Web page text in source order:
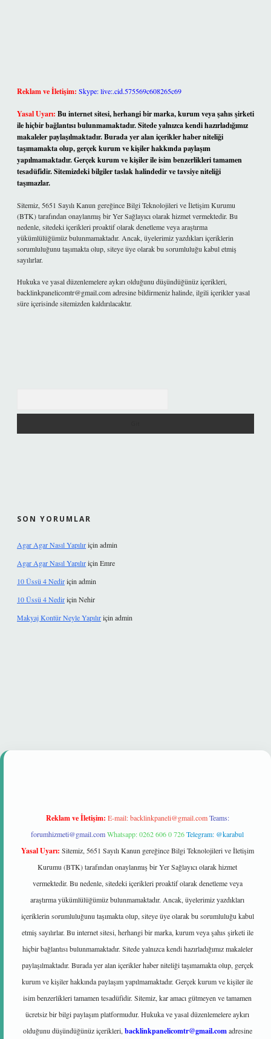
Reklam ve İletişim: Skype: live:.cid.575569c608265c69
Yasal Uyarı: Bu internet sitesi, herhangi bir marka, kurum veya şahıs şirketi
ile hiçbir bağlantısı bulunmamaktadır. Sitede yalnızca kendi hazırladığımız
makaleler paylaşılmaktadır. Burada yer alan içerikler haber niteliği
taşımamakta olup, gerçek kurum ve kişiler hakkında paylaşım
yapılmamaktadır. Gerçek kurum ve kişiler ile isim benzerlikleri tamamen
tesadüfidir. Sitemizdeki bilgiler taslak halindedir ve tavsiye niteliği
taşımazlar.
Sitemiz, 5651 Sayılı Kanun gereğince Bilgi Teknolojileri ve İletişim Kurumu
(BTK) tarafından onaylanmış bir Yer Sağlayıcı olarak hizmet vermektedir. Bu
nedenle, sitedeki içerikleri proaktif olarak denetleme veya araştırma
yükümlülüğümüz bulunmamaktadır. Ancak, üyelerimiz yazdıkları içeriklerin
sorumluluğunu taşımakta olup, siteye üye olarak bu sorumluluğu kabul etmiş
sayılırlar.
Hukuka ve yasal düzenlemelere aykırı olduğunu düşündüğünüz içerikleri,
backlinkpanelicomtr@gmail.comadresine bildirmeniz halinde, ilgili içerikler yasal
süre içerisinde sitemizden kaldırılacaktır.
SON YORUMLAR
Agar Agar Nasıl Yapılıriçin admin
Agar Agar Nasıl Yapılıriçin Emre
10 Üssü 4 Nediriçin admin
10 Üssü 4 Nediriçin Nehir
Makyaj Kontür Neyle Yapılıriçin admin
güvenilir mi
Reklam ve İletişim: E-mail:backlinkpaneli@gmail.com Teams:
forumhizmeti@gmail.comWhatsapp: 0262 606 0 726Telegram: @karabul
Yasal Uyarı: Sitemiz, 5651 Sayılı Kanun gereğince Bilgi Teknolojileri ve İletişim
Kurumu (BTK) tarafından onaylanmış bir Yer Sağlayıcı olarak hizmet
vermektedir. Bu nedenle, sitedeki içerikleri proaktif olarak denetleme veya
araştırma yükümlülüğümüz bulunmamaktadır. Ancak, üyelerimiz yazdıkları
içeriklerin sorumluluğunu taşımakta olup, siteye üye olarak bu sorumluluğu kabul
etmiş sayılırlar. Bu internet sitesi, herhangi bir marka, kurum veya şahıs şirketi ile
hiçbir bağlantısı bulunmamaktadır. Sitede yalnızca kendi hazırladığımız makaleler
paylaşılmaktadır. Burada yer alan içerikler haber niteliği taşımamakta olup, gerçek
kurum ve kişiler hakkında paylaşım yapılmamaktadır. Gerçek kurum ve kişiler ile
isim benzerlikleri tamamen tesadüfidir. Sitemiz, kar amacı gütmeyen ve tamamen
ücretsiz bir bilgi paylaşım platformudur. Hukuka ve yasal düzenlemelere aykırı
olduğunu düşündüğünüz içerikleri, backlinkpanelicomtr@gmail.comadresine